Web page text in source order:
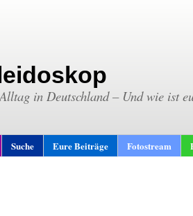
in Deutschland – Und wie ist
Suche Eure Beiträge Fotostream